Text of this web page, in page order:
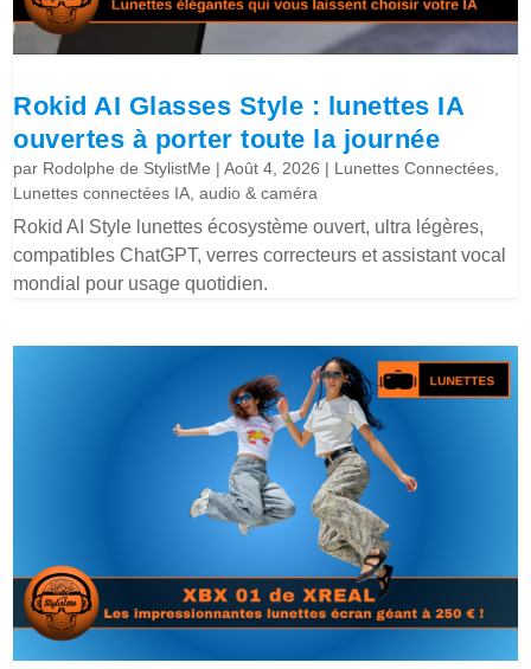
Rokid AI Glasses Style : lunettes IA
ouvertes à porter toute la journée
par Rodolphe de StylistMe |Août 4, 2026 | Lunettes Connectées
Lunettes connectées IA, audio & caméra
Rokid AI Style lunettes écosystème ouvert, ultra légères,
compatibles ChatGPT, verres correcteurs et assistant vocal
mondial pour usage quotidien.